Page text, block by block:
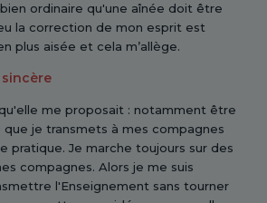
ordinaire qu'une aînée doit être
la correction de mon esprit est
plus aisée et cela m’allège.
me proposait : notamment être
que je transmets à mes compagnes
pratique. Je marche toujours sur des
compagnes. Alors je me suis
l'Enseignement sans tourner